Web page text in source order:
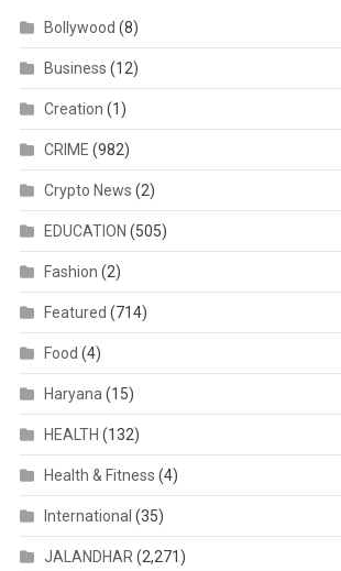
Bollywood (8)
Business (12)
Creation (1)
CRIME (982)
Crypto News (2)
EDUCATION (505)
Fashion (2)
Featured (714)
Food (4)
Haryana (15)
HEALTH (132)
Health & Fitness (4)
International (35)
JALANDHAR (2,271)